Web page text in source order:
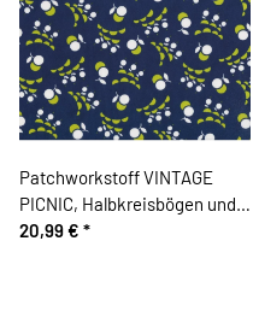
Patchworkstoff VINTAGE
PICNIC, Halbkreisbögen und
Kugel-Kirschen, gedecktes
20,99 € *